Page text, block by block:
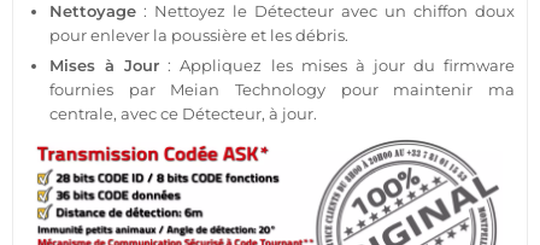
Nettoyage : Nettoyez le Détecteur avec un chiffon doux
pour enlever la poussière et les débris.
Mises à Jour : Appliquez les mises à jour du firmware
fournies par Meian Technology pour maintenir ma
centrale, avec ce Détecteur, à jour.